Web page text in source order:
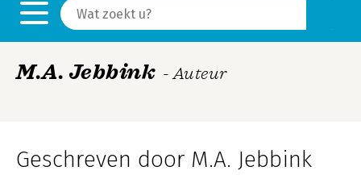
M.A. Jebbink - Auteur
Geschreven door M.A. Jebbink